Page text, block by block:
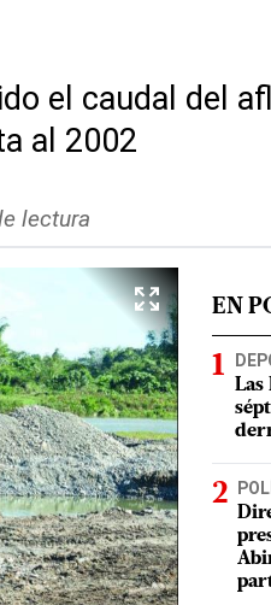
el caudal del
al 2002
lectura
EN
Las